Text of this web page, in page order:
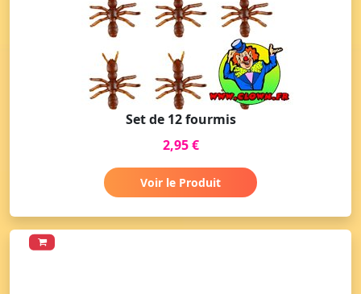
Set de 12 fourmis
2,95 €
Voir le Produit